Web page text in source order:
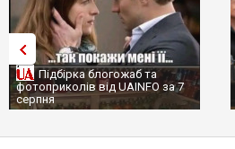
Підбірка блогожаб та
фотоприколів від UAINFO за 7
серпня